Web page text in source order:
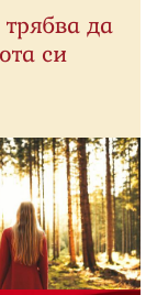
да
си